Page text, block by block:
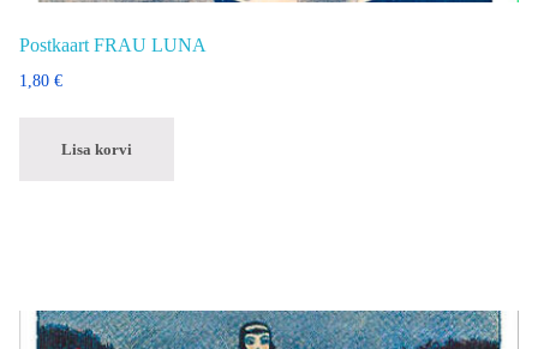
Postkaart FRAU LUNA
1,80 €
Lisa korvi